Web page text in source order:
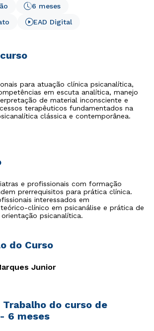
6 meses
EAD Digital
para atuação clínica psicanalítica,
em escuta analítica, manejo
de material inconsciente e
terapêuticos fundamentados na
clássica e contemporânea.
e profissionais com formação
prerrequisitos para prática clínica.
interessados em
clínico em psicanálise e prática de
psicanalítica.
do Curso
Junior
do curso de
6 meses